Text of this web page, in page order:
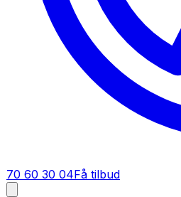
70 60 30 04Få tilbud